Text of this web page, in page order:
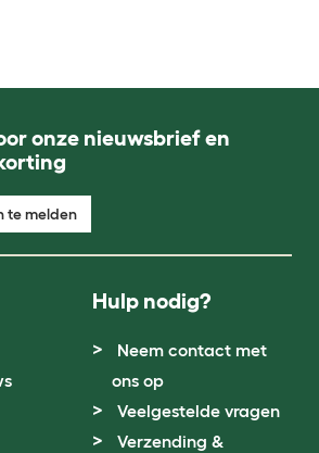
onze nieuwsbrief en
te melden
Hulp nodig?
Neem contact met
ons op
Veelgestelde vragen
Verzending &